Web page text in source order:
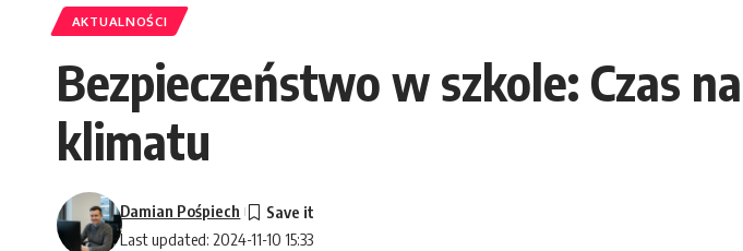
AKTUALNOŚCI
Bezpieczeństwo w szkole: Czas
klimatu
Last updated: 2024-11-10 15:33
Damian Pośpiech